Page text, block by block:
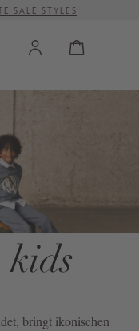
SALE STYLES
bringt ikonischen